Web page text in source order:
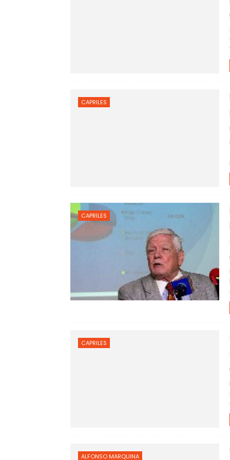
CAPRILES
CAPRILES
CAPRILES
ALFONSO MARQUINA